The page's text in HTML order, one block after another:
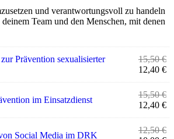
und verantwortungsvoll zu handeln
Team und den Menschen, mit denen
Prävention sexualisierter
15,50€
12,40 €
im Einsatzdienst
15,50€
12,40 €
Social Media im DRK
12,50€